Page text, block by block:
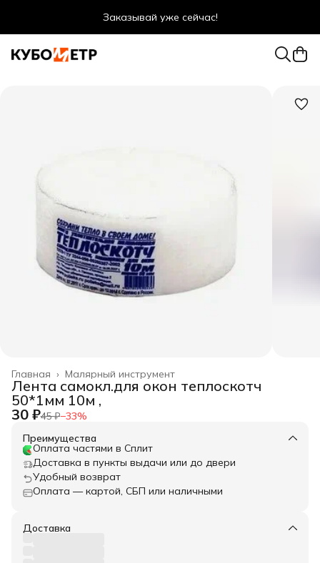
Заказывай уже сейчас!
Оптовые цены даже для физ. лиц
Малярный инструмент
Главная ›
Лента самокл.для окон теплоскотч
50*1мм 10м ,
30 ₽45 ₽−33%
Преимущества
Оплата частями в Сплит
Доставка в пункты выдачи или до двери
Удобный возврат
Оплата — картой, СБП или наличными
Доставка